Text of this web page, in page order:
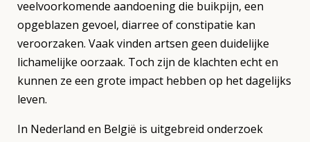
veelvoorkomende aandoening die buikpijn, een
opgeblazen gevoel, diarree of constipatie kan
veroorzaken. Vaak vinden artsen geen duidelijke
lichamelijke oorzaak. Toch zijn de klachten echt en
kunnen ze een grote impact hebben op het dagelijks
leven.
In Nederland en België is uitgebreid onderzoek